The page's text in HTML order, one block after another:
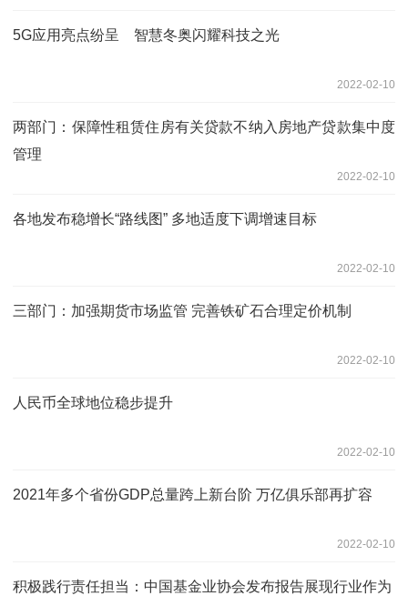
5G应用亮点纷呈 智慧冬奥闪耀科技之光
2022-02-10
两部门：保障性租赁住房有关贷款不纳入房地产贷款集中度
管理
2022-02-10
各地发布稳增长“路线图” 多地适度下调增速目标
2022-02-10
三部门：加强期货市场监管 完善铁矿石合理定价机制
2022-02-10
人民币全球地位稳步提升
2022-02-10
2021年多个省份GDP总量跨上新台阶 万亿俱乐部再扩容
2022-02-10
积极践行责任担当：中国基金业协会发布报告展现行业作为